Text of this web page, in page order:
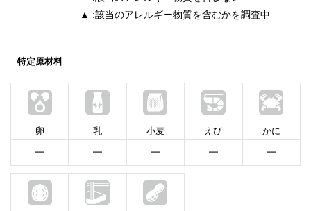
▲ :該当のアレルギー物質を含むかを調査中
特定原材料
卵
━
乳
━
小麦
━
えび
━
かに
━